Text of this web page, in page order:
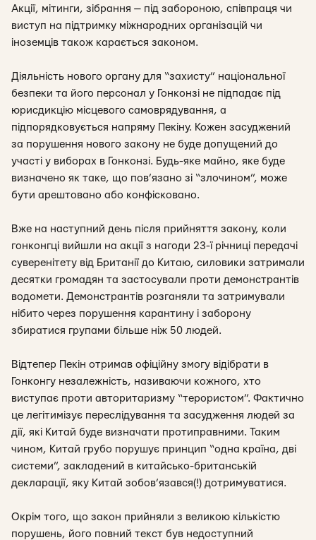
Акції, мітинги, зібрання — під забороною, співпраця чи
виступ на підтримку міжнародних організацій чи
іноземців також карається законом.
Діяльність нового органу для “захисту” національної
безпеки та його персонал у Гонконзі не підпадає під
юрисдикцію місцевого самоврядування, а
підпорядковується напряму Пекіну. Кожен засуджений
за порушення нового закону не буде допущений до
участі у виборах в Гонконзі. Будь-яке майно, яке буде
визначено як таке, що пов’язано зі “злочином”, може
бути арештовано або конфісковано.
Вже на наступний день після прийняття закону, коли
гонконгці вийшли на акції з нагоди 23-ї річниці передачі
суверенітету від Британії до Китаю, силовики затримали
десятки громадян та застосували проти демонстрантів
водомети. Демонстрантів розганяли та затримували
нібито через порушення карантину і заборону
збиратися групами більше ніж 50 людей.
Відтепер Пекін отримав офіційну змогу відібрати в
Гонконгу незалежність, називаючи кожного, хто
виступає проти авторитаризму “терористом”. Фактично
це легітимізує переслідування та засудження людей за
дії, які Китай буде визначати протиправними. Таким
чином, Китай грубо порушує принцип “одна країна, дві
системи”, закладений в китайсько-британській
декларації, яку Китай зобов’язався(!) дотримуватися.
Окрім того, що закон прийняли з великою кількістю
порушень, його повний текст був недоступний